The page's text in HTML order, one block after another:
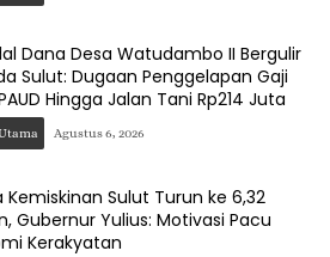
Dana Desa Watudambo II Bergulir
Sulut: Dugaan Penggelapan Gaji
Hingga Jalan Tani Rp214 Juta
Agustus 6, 2026
Kemiskinan Sulut Turun ke 6,32
Gubernur Yulius: Motivasi Pacu
Kerakyatan